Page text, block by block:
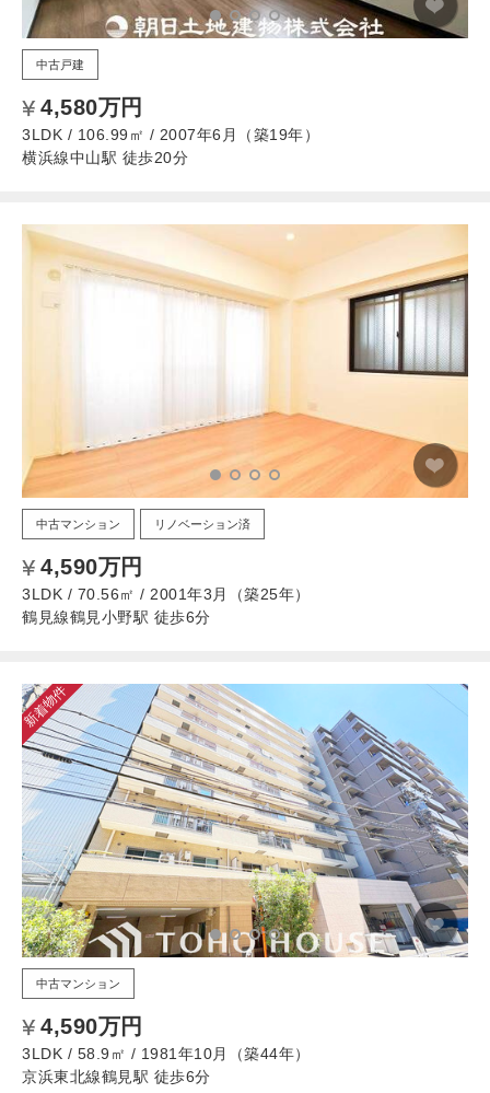
中古戸建
4,580万円
3LDK / 106.99㎡ / 2007年6月（築19年）
横浜線中山駅 徒歩20分
中古マンション リノベーション済
4,590万円
3LDK / 70.56㎡ / 2001年3月（築25年）
鶴見線鶴見小野駅 徒歩6分
新着物件
中古マンション
4,590万円
3LDK / 58.9㎡ / 1981年10月（築44年）
京浜東北線鶴見駅 徒歩6分